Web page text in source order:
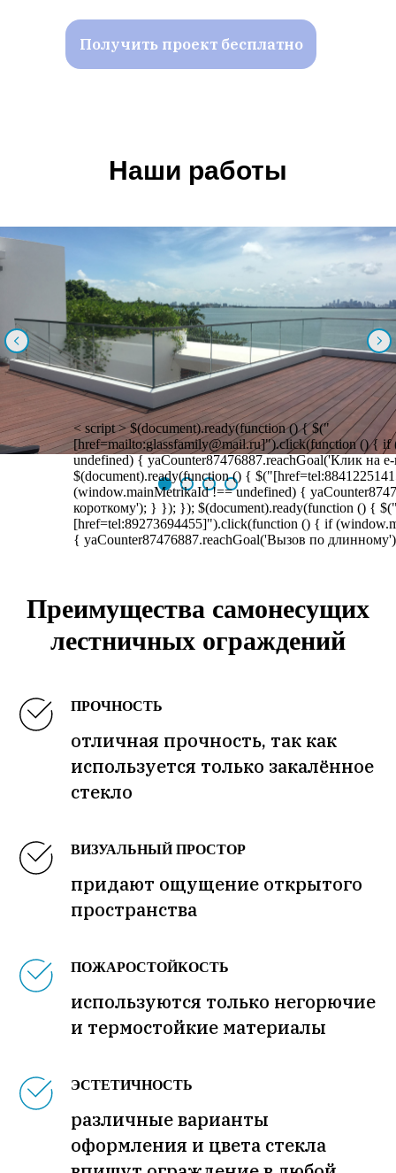
< script > $(document).ready(function () { $("
[href=mailto:glassfamily@mail.ru]").click(function () {
undefined) { yaCounter87476887.reachGoal('Клик на
$(document).ready(function () {
(window.mainMetrikaId !== undefined) {
короткому'); } }); }); $(document).ready(function () {
[href=tel:89273694455]").click(function () { if
{ yaCounter87476887.reachGoal('Вызов по
Получить проект бесплатно
Наши работы
Преимущества самонесущих
лестничных ограждений
ПРОЧНОСТЬ
отличная прочность, так как
используется только закалённое
стекло
ВИЗУАЛЬНЫЙ ПРОСТОР
придают ощущение открытого
пространства
ПОЖАРОСТОЙКОСТЬ
используются только негорючие
и термостойкие материалы
ЭСТЕТИЧНОСТЬ
различные варианты
оформления и цвета стекла